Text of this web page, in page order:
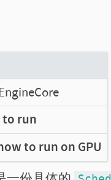
run
to run on GPU